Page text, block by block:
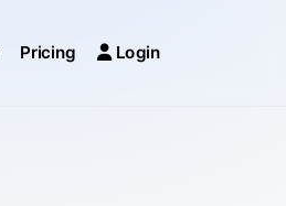
Pricing Login